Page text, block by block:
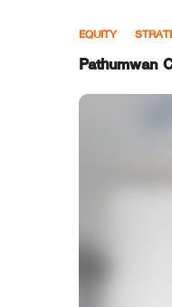
EQUITY
Pathumwan